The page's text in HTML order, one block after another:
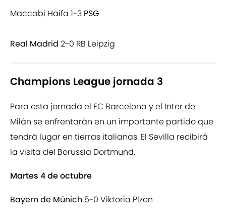
Maccabi Haifa 1-3 PSG
Real Madrid 2-0 RB Leipzig
Champions League jornada 3
Para esta jornada el FC Barcelona y el Inter de
Milán se enfrentarán en un importante partido que
tendrá lugar en tierras italianas. El Sevilla recibirá
la visita del Borussia Dortmund.
Martes 4 de octubre
Bayern de Múnich 5-0 Viktoria Plzen